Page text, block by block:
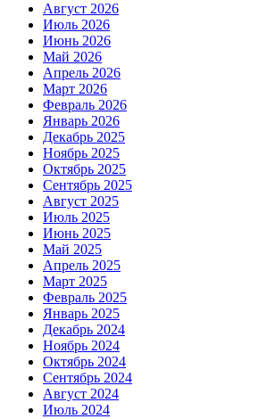
Август 2026
Июль 2026
Июнь 2026
Май 2026
Апрель 2026
Март 2026
Февраль 2026
Январь 2026
Декабрь 2025
Ноябрь 2025
Октябрь 2025
Сентябрь 2025
Август 2025
Июль 2025
Июнь 2025
Май 2025
Апрель 2025
Март 2025
Февраль 2025
Январь 2025
Декабрь 2024
Ноябрь 2024
Октябрь 2024
Сентябрь 2024
Август 2024
Июль 2024